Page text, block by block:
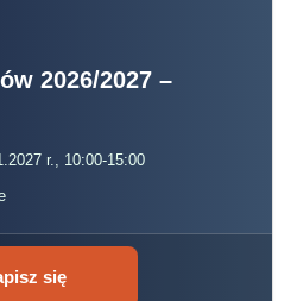
2026/2027 –
r., 10:00-15:00
się